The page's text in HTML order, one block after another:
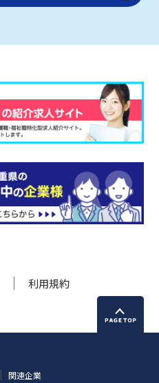
利用規約
関連企業